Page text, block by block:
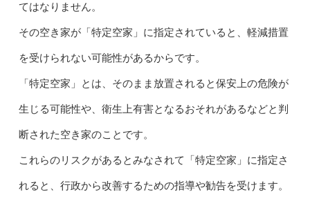
てはなりません。
その空き家が「特定空家」に指定されていると、軽減措置
を受けられない可能性があるからです。
「特定空家」とは、そのまま放置されると保安上の危険が
生じる可能性や、衛生上有害となるおそれがあるなどと判
断された空き家のことです。
これらのリスクがあるとみなされて「特定空家」に指定さ
れると、行政から改善するための指導や勧告を受けます。